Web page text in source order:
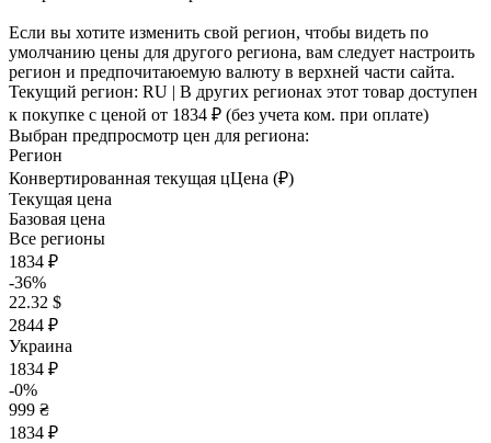
Если вы хотите изменить свой регион, чтобы видеть по
умолчанию цены для другого региона, вам следует настроить
регион и предпочитаюемую валюту в верхней части сайта.
Текущий регион: RU | В других регионах этот товар доступен
к покупке с ценой от 1834 ₽ (без учета ком. при оплате)
Выбран предпросмотр цен для региона:
Регион
Конвертированная текущая цЦена (₽)
Текущая цена
Базовая цена
Все регионы
1834 ₽
-36%
22.32 $
2844 ₽
Украина
1834 ₽
-0%
999 ₴
1834 ₽